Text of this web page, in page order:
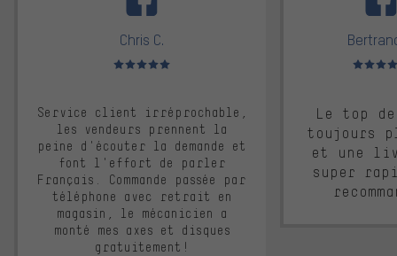
Chris C.
Note moyenne : 5 sur 5
Service client irréprochable,
les vendeurs prennent la
peine d'écouter la demande et
font l'effort de parler
Français. Commande passée par
téléphone avec retrait en
magasin, le mécanicien a
monté mes axes et disques
gratuitement!
Note
Le top
toujours
et une
super